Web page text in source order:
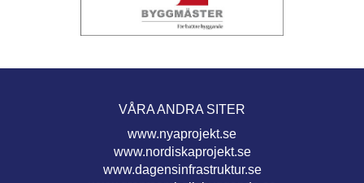
VÅRA ANDRA SITER
www.nyaprojekt.se
www.nordiskaprojekt.se
www.dagensinfrastruktur.se